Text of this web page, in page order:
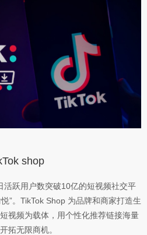
shop
活跃用户数突破10亿的短视频社交平
”。TikTok Shop 为品牌和商家打造生
视频为载体，用个性化推荐链接海量
拓无限商机。